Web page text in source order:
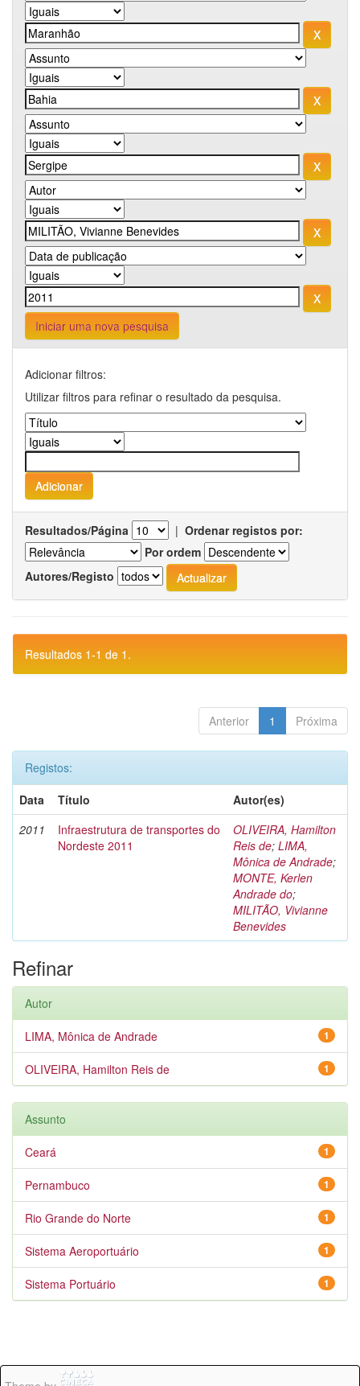
Iniciar uma nova pesquisa
Adicionar filtros:
Utilizar filtros para refinar o resultado da pesquisa.
Resultados/Página | Ordenar registos por:
Por ordem
Autores/Registo
Resultados 1-1 de 1.
Anterior 1 Próxima
Registos:
Data
Título
Autor(es)
2011
Infraestrutura de transportes do
Nordeste 2011
OLIVEIRA, Hamilton
Reis de; LIMA,
Mônica de Andrade;
MONTE, Kerlen
Andrade do;
MILITÃO, Vivianne
Benevides
Refinar
Autor
1
LIMA, Mônica de Andrade
1
OLIVEIRA, Hamilton Reis de
Assunto
1
Ceará
1
Pernambuco
1
Rio Grande do Norte
1
Sistema Aeroportuário
1
Sistema Portuário